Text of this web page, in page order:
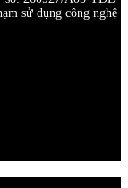
sử dụng công nghệ